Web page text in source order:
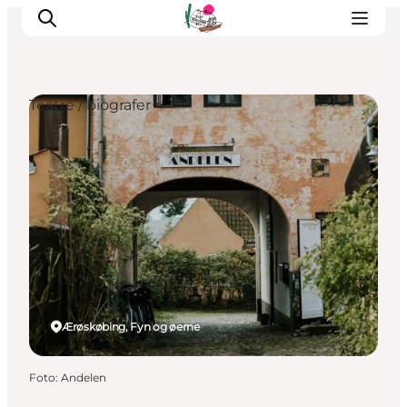
Oplevelser
Café & butik
Geopark Besøgscenter
Om Søbygaard
Det sker
Ærøskøbing, Fyn og øerne
Teatre / biografer
Foto: Andelen